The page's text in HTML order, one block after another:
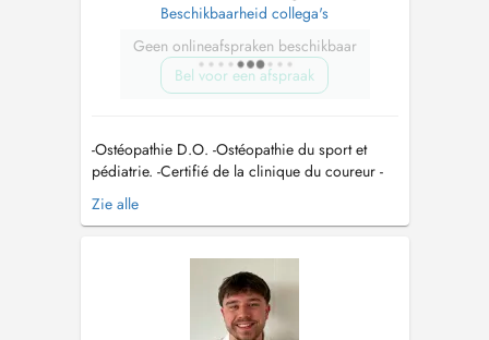
Beschikbaarheid collega's
Geen onlineafspraken beschikbaar
Bel voor een afspraak
-Ostéopathie D.O. -Ostéopathie du sport et
pédiatrie. -Certifié de la clinique du coureur -
Thérapie Manuelle du sport ( crochetage,
ventouse,...) mail:
Zie alle